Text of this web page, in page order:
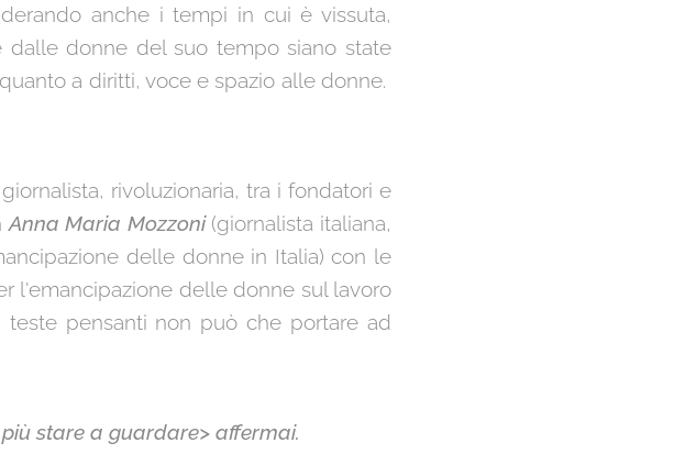
anche i tempi in cui è vissuta,
donne del suo tempo siano state
a diritti, voce e spazio alle donne.
rivoluzionaria, tra i fondatori e
Anna Maria Mozzoni (giornalista italiana,
delle donne in Italia) con le
l'emancipazione delle donne sul lavoro
pensanti non può che portare ad
stare a guardare> affermai.